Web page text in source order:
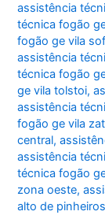
assistência
técnica fogão
fogão ge vila
assistência
técnica fogão
ge vila tolstoi,
assistência
fogão ge vila
central,
assistência
técnica fogão
zona oeste,
alto de pinheiros